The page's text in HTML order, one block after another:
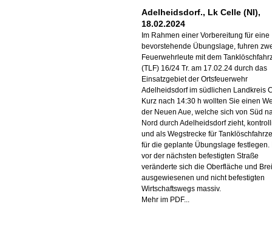
Adelheidsdorf., Lk Celle (NI),
18.02.2024
Im Rahmen einer Vorbereitung für eine
bevorstehende Übungslage, fuhren
Feuerwehrleute mit dem
(TLF) 16/24 Tr. am 17.02.24 durch das
Einsatzgebiet der Ortsfeuerwehr
Adelheidsdorf im südlichen Landkreis
Kurz nach 14:30 h wollten Sie einen
der Neuen Aue, welche sich von Süd
Nord durch Adelheidsdorf zieht,
und als Wegstrecke für
für die geplante Übungslage festlegen.
vor der nächsten befestigten Straße
veränderte sich die Oberfläche und
ausgewiesenen und nicht befestigten
Wirtschaftswegs massiv.
Mehr im PDF...